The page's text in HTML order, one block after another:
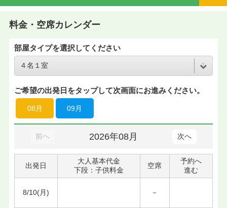
料金・空席カレンダー
部屋タイプを選択してください
ご希望の出発日をタップして次画面にお進みください。
08月 09月
前へ 2026年08月 次へ
出発日
大人基本代金
下段：子供料金
空席
予約へ
進む
8/10(月) －